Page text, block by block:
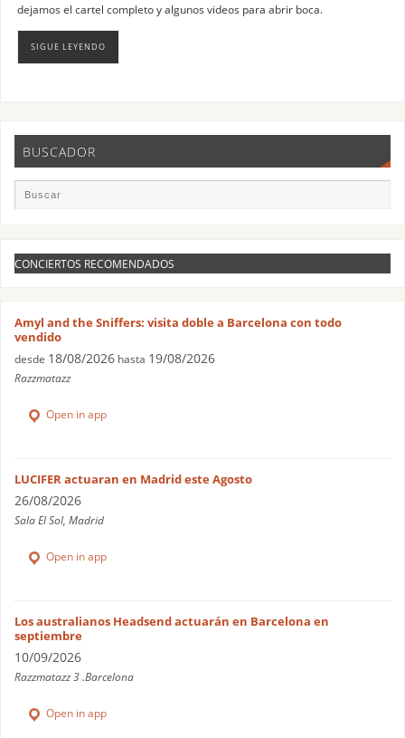
dejamos el cartel completo y algunos videos para abrir boca.
SIGUE LEYENDO
BUSCADOR
CONCIERTOS RECOMENDADOS
Amyl and the Sniffers: visita doble a Barcelona con todo
vendido
desde 18/08/2026 hasta 19/08/2026
Razzmatazz
Open in app
LUCIFER actuaran en Madrid este Agosto
26/08/2026
Sala El Sol, Madrid
Open in app
Los australianos Headsend actuarán en Barcelona en
septiembre
10/09/2026
Razzmatazz 3 .Barcelona
Open in app